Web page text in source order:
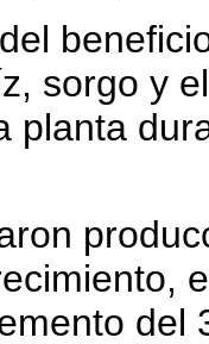
sorgo y
planta
del